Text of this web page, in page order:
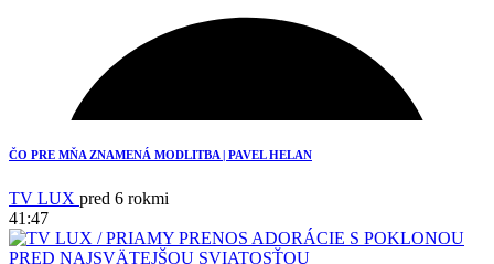
1
ČO PRE MŇA ZNAMENÁ MODLITBA | PAVEL HELAN
TV LUX pred 6 rokmi
41:47